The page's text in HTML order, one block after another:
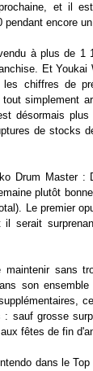
et il
encore
à plus de 1
Et
chiffres de
simplement
désormais
de stocks
Drum Master :
plutôt
Le premier
il serait
sans
son
: sauf grosse
fêtes de fin
dans le